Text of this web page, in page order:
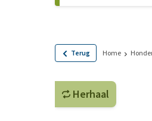
Terug Home
Herhaal